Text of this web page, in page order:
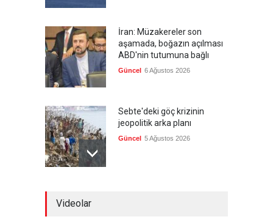
İran: Müzakereler son
aşamada, boğazın açılması
ABD'nin tutumuna bağlı
Güncel 6 Ağustos 2026
Sebte'deki göç krizinin
jeopolitik arka planı
Güncel 5 Ağustos 2026
Videolar